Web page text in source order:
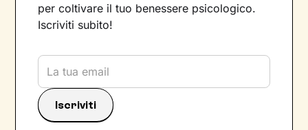
per coltivare il tuo benessere psicologico.
Iscriviti subito!